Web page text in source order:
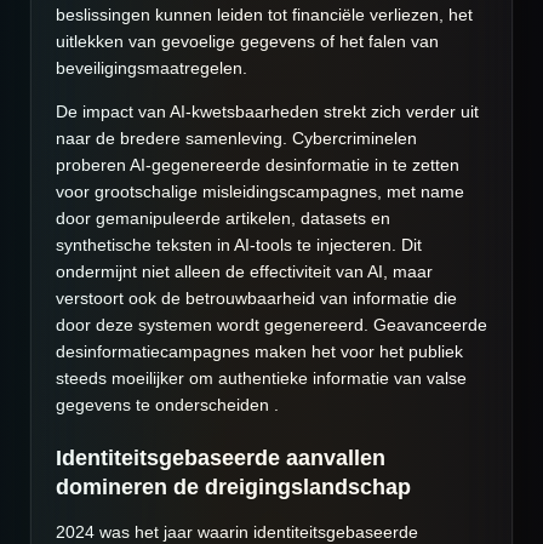
beslissingen kunnen leiden tot financiële verliezen, het
uitlekken van gevoelige gegevens of het falen van
beveiligingsmaatregelen.
De impact van AI-kwetsbaarheden strekt zich verder uit
naar de bredere samenleving. Cybercriminelen
proberen AI-gegenereerde desinformatie in te zetten
voor grootschalige misleidingscampagnes, met name
door gemanipuleerde artikelen, datasets en
synthetische teksten in AI-tools te injecteren. Dit
ondermijnt niet alleen de effectiviteit van AI, maar
verstoort ook de betrouwbaarheid van informatie die
door deze systemen wordt gegenereerd. Geavanceerde
desinformatiecampagnes maken het voor het publiek
steeds moeilijker om authentieke informatie van valse
gegevens te onderscheiden .
Identiteitsgebaseerde aanvallen
domineren de dreigingslandschap
2024 was het jaar waarin identiteitsgebaseerde